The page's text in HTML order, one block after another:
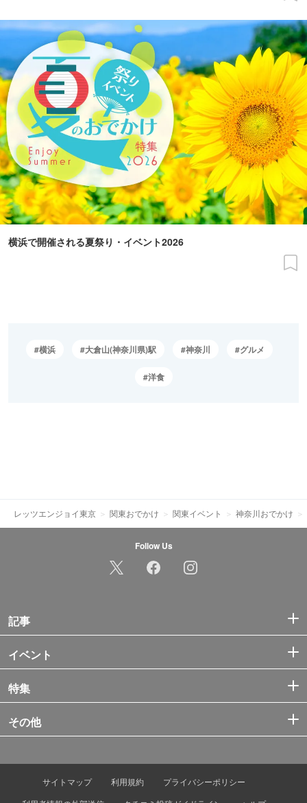
横浜で開催される夏祭り・イベント2026
横浜 大倉山(神奈川県)駅 神奈川 グルメ
洋食
レッツエンジョイ東京 関東おでかけ 関東イベント 神奈川おでかけ
Follow Us
記事
イベント
特集
その他
サイトマップ 利用規約
プライバシーポリシー